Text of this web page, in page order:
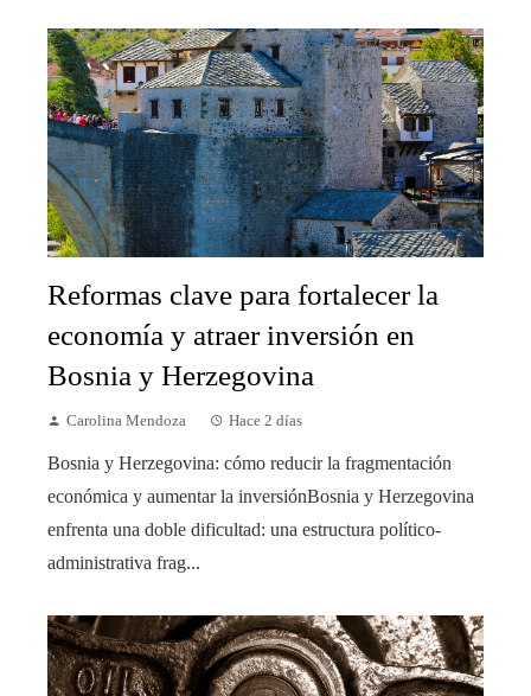
Reformas clave para fortalecer la
economía y atraer inversión en
Bosnia y Herzegovina
Carolina Mendoza Hace 2 días
Bosnia y Herzegovina: cómo reducir la fragmentación
económica y aumentar la inversiónBosnia y Herzegovina
enfrenta una doble dificultad: una estructura político-
administrativa frag...